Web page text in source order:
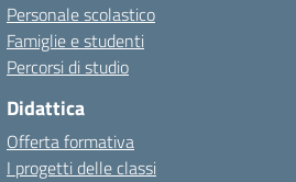
Personale scolastico
Famiglie e studenti
Percorsi di studio
Didattica
Offerta formativa
I progetti delle classi